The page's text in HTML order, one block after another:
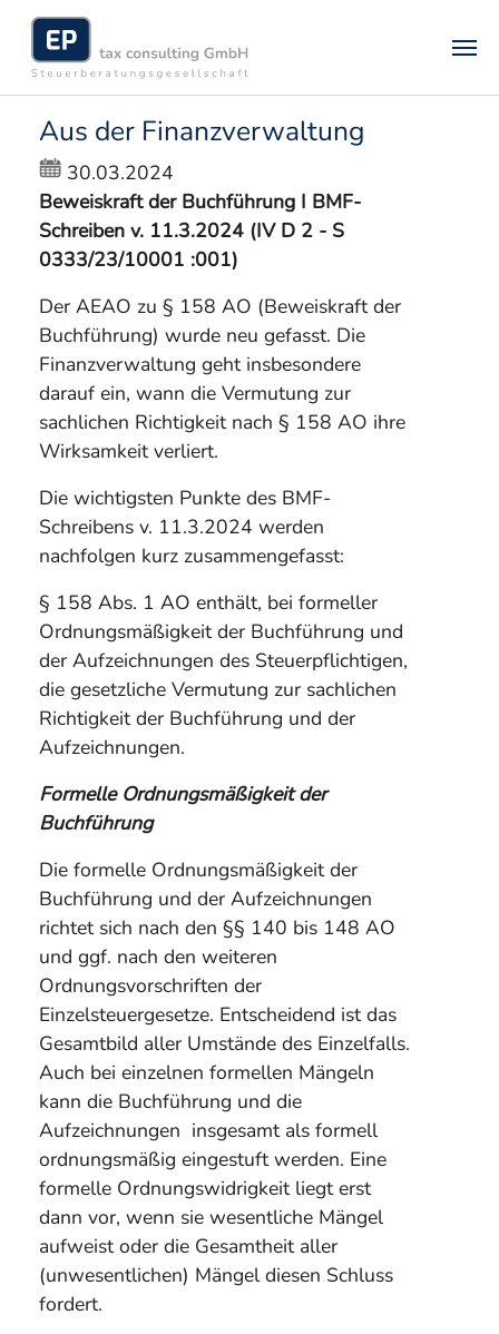
Aus der Finanzverwaltung
30.03.2024
Beweiskraft der Buchführung I BMF-
Schreiben v. 11.3.2024 (IV D 2 - S
0333/23/10001 :001)
Der AEAO zu § 158 AO (Beweiskraft der
Buchführung) wurde neu gefasst. Die
Finanzverwaltung geht insbesondere
darauf ein, wann die Vermutung zur
sachlichen Richtigkeit nach § 158 AO ihre
Wirksamkeit verliert.
Die wichtigsten Punkte des BMF-
Schreibens v. 11.3.2024 werden
nachfolgen kurz zusammengefasst:
§ 158 Abs. 1 AO enthält, bei formeller
Ordnungsmäßigkeit der Buchführung und
der Aufzeichnungen des Steuerpflichtigen,
die gesetzliche Vermutung zur sachlichen
Richtigkeit der Buchführung und der
Aufzeichnungen.
Formelle Ordnungsmäßigkeit der
Buchführung
Die formelle Ordnungsmäßigkeit der
Buchführung und der Aufzeichnungen
richtet sich nach den §§ 140 bis 148 AO
und ggf. nach den weiteren
Ordnungsvorschriften der
Einzelsteuergesetze. Entscheidend ist das
Gesamtbild aller Umstände des Einzelfalls.
Auch bei einzelnen formellen Mängeln
kann die Buchführung und die
Aufzeichnungen insgesamt als formell
ordnungsmäßig eingestuft werden. Eine
formelle Ordnungswidrigkeit liegt erst
dann vor, wenn sie wesentliche Mängel
aufweist oder die Gesamtheit aller
(unwesentlichen) Mängel diesen Schluss
fordert.